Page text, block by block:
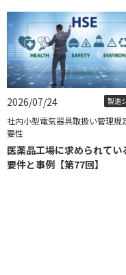
2026/07/24 製造
社内小型電気器具取扱い管理規
要性
医薬品工場に求められてい
要件と事例【第77回】